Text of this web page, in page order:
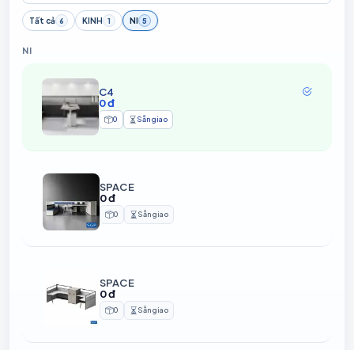
Tất cả 6 KINH 1 NI 5
NI
C4
0 đ
Sản phẩm
0 Thời gian chuẩn bị
Sẵn giao
SPACE
0 đ
Sản phẩm
0 Thời gian chuẩn bị
Sẵn giao
SPACE
0 đ
Sản phẩm
0 Thời gian chuẩn bị
Sẵn giao